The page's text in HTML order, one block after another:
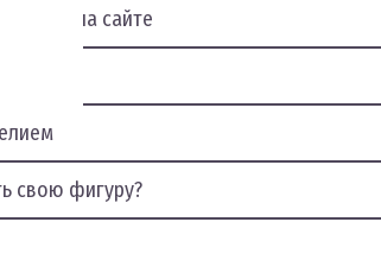
фото на сайте
свою фигуру?